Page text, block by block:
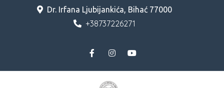
Dr. Irfana Ljubijankića, Bihać 77000
+38737226271